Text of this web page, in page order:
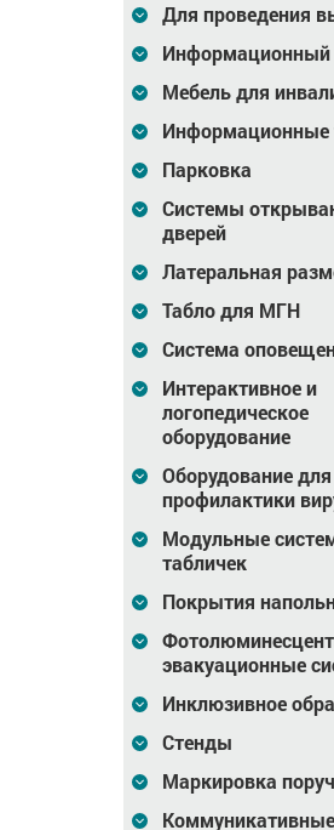
Для проведения
Информационный
Мебель для
Информационные
Парковка
Системы
дверей
Латеральная
Табло для МГН
Система
Интерактивное и
логопедическое
оборудование
Оборудование для
профилактики
Модульные
табличек
Покрытия
эвакуационные
Инклюзивное
Стенды
Маркировка